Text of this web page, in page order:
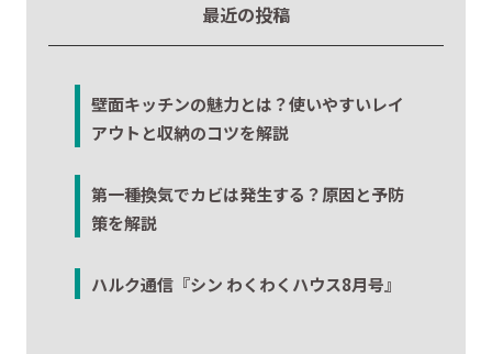
最近の投稿
壁面キッチンの魅力とは？使いやすいレイ
アウトと収納のコツを解説
第一種換気でカビは発生する？原因と予防
策を解説
ハルク通信『シン わくわくハウス8月号』